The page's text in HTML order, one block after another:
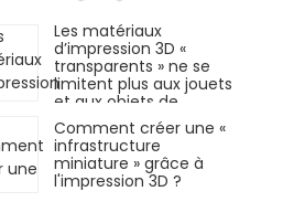
Les matériaux
d’impression 3D «
transparents » ne se
limitent plus aux jouets
et aux objets de
décoration.
Comment créer une «
infrastructure
miniature » grâce à
l'impression 3D ?